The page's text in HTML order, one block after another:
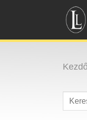
Keresés